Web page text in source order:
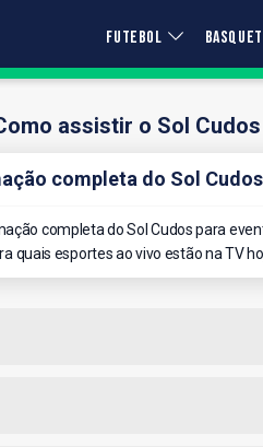
FUTEBOL
assistir o Sol Cudos
completa do Sol
completa do Sol Cudos para
quais esportes ao vivo estão na TV